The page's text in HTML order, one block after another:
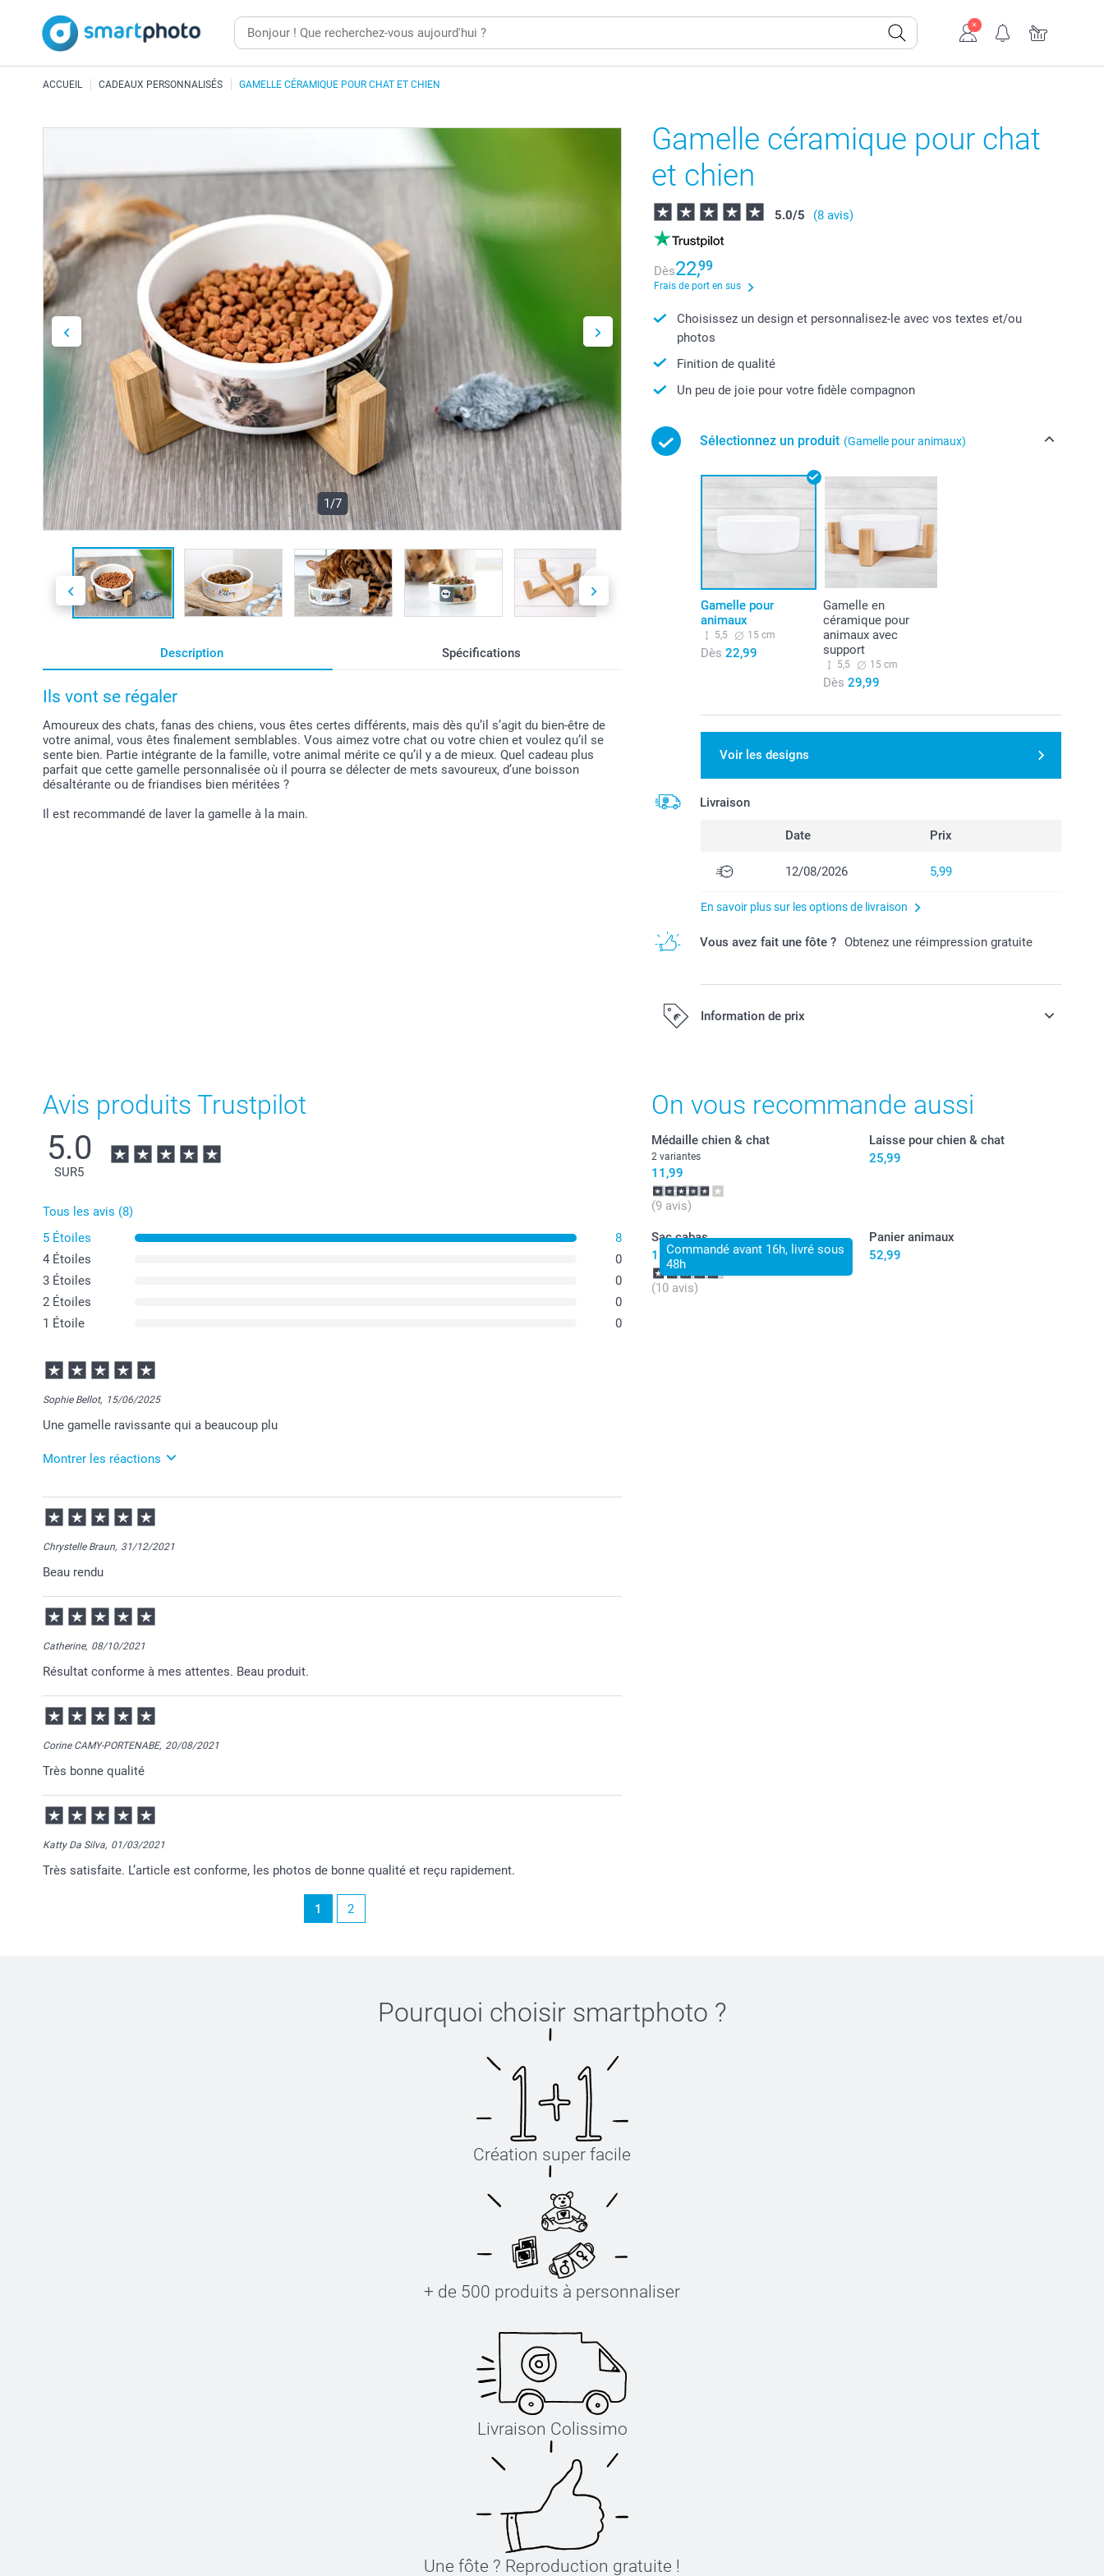
ACCUEIL CADEAUX PERSONNALISÉS GAMELLE CÉRAMIQUE POUR CHAT ET CHIEN
1/7
Description Spécifications
Ils vont se régaler
Amoureux des chats, fanas des chiens, vous êtes certes différents, mais dès qu’il s’agit du bien-être de
votre animal, vous êtes finalement semblables. Vous aimez votre chat ou votre chien et voulez qu’il se
sente bien. Partie intégrante de la famille, votre animal mérite ce qu’il y a de mieux. Quel cadeau plus
parfait que cette gamelle personnalisée où il pourra se délecter de mets savoureux, d’une boisson
désaltérante ou de friandises bien méritées ?
Il est recommandé de laver la gamelle à la main.
Gamelle céramique pour chat
et chien
5.0/5 (8 avis)
Dès22,99
Frais de port en sus
Choisissez un design et personnalisez-le avec vos textes et/ou
photos
Finition de qualité
Un peu de joie pour votre fidèle compagnon
Sélectionnez un produit (Gamelle pour animaux)
Gamelle pour
animaux
5,5 15 cm
Dès 22,99
Gamelle en
céramique pour
animaux avec
support
5,5 15 cm
Dès 29,99
Voir les designs
Livraison
Date Prix
12/08/2026 5,99
En savoir plus sur les options de livraison
Vous avez fait une fôte ? Obtenez une réimpression gratuite
Information de prix
Avis produits Trustpilot
5.0
SUR5
Tous les avis (8)
5 Étoiles
8
4 Étoiles
0
3 Étoiles
0
2 Étoiles
0
1 Étoile
0
Sophie Bellot, 15/06/2025
Une gamelle ravissante qui a beaucoup plu
Montrer les réactions
19/06/2025
13:36
Bonjour Sophie,
C'est un plaisir pour nous que vous appréciez votre gamelle personnalisée.
Florence@smartphoto
Chrystelle Braun, 31/12/2021
Beau rendu
Catherine, 08/10/2021
Résultat conforme à mes attentes. Beau produit.
Corine CAMY-PORTENABE, 20/08/2021
Très bonne qualité
Katty Da Silva, 01/03/2021
Très satisfaite. L’article est conforme, les photos de bonne qualité et reçu rapidement.
1 2
On vous recommande aussi
Médaille chien & chat
2 variantes
11,99
(9 avis)
Laisse pour chien & chat
25,99
Commandé avant 16h, livré sous
48h
Sac cabas
15,99
(10 avis)
Panier animaux
52,99
Pourquoi choisir smartphoto ?
Création super facile
+ de 500 produits à personnaliser
Livraison Colissimo
Une fôte ? Reproduction gratuite !